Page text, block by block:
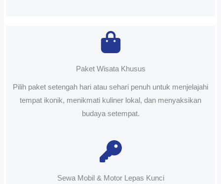
Paket Wisata Khusus
Pilih paket setengah hari atau sehari penuh untuk menjelajahi
tempat ikonik, menikmati kuliner lokal, dan menyaksikan
budaya setempat.
Sewa Mobil & Motor Lepas Kunci